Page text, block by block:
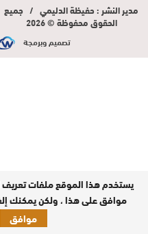
مدير النشر : حفيظة الدليمي / جميع
الحقوق محفوظة © 2026
تصميم وبرمجة
يستخدم هذا الموقع ملفات تعريف
موافق على هذا ، ولكن يمكنك
موافق